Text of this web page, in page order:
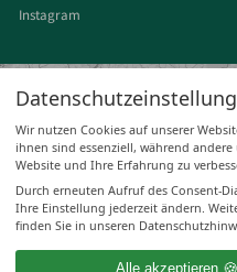
Wir nutzen Cookies auf unserer
ihnen sind essenziell, während
Website und Ihre Erfahrung zu
Durch erneuten Aufruf des Consent-
Ihre Einstellung jederzeit ändern.
finden Sie in unseren
Instagram